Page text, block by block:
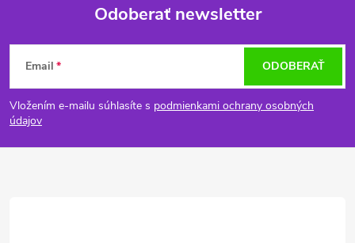
Z
á
p
Odoberať newsletter
Email
Vložením e-mailu súhlasíte s podmienkami ochrany osobných
údajov
ODOBERAŤ